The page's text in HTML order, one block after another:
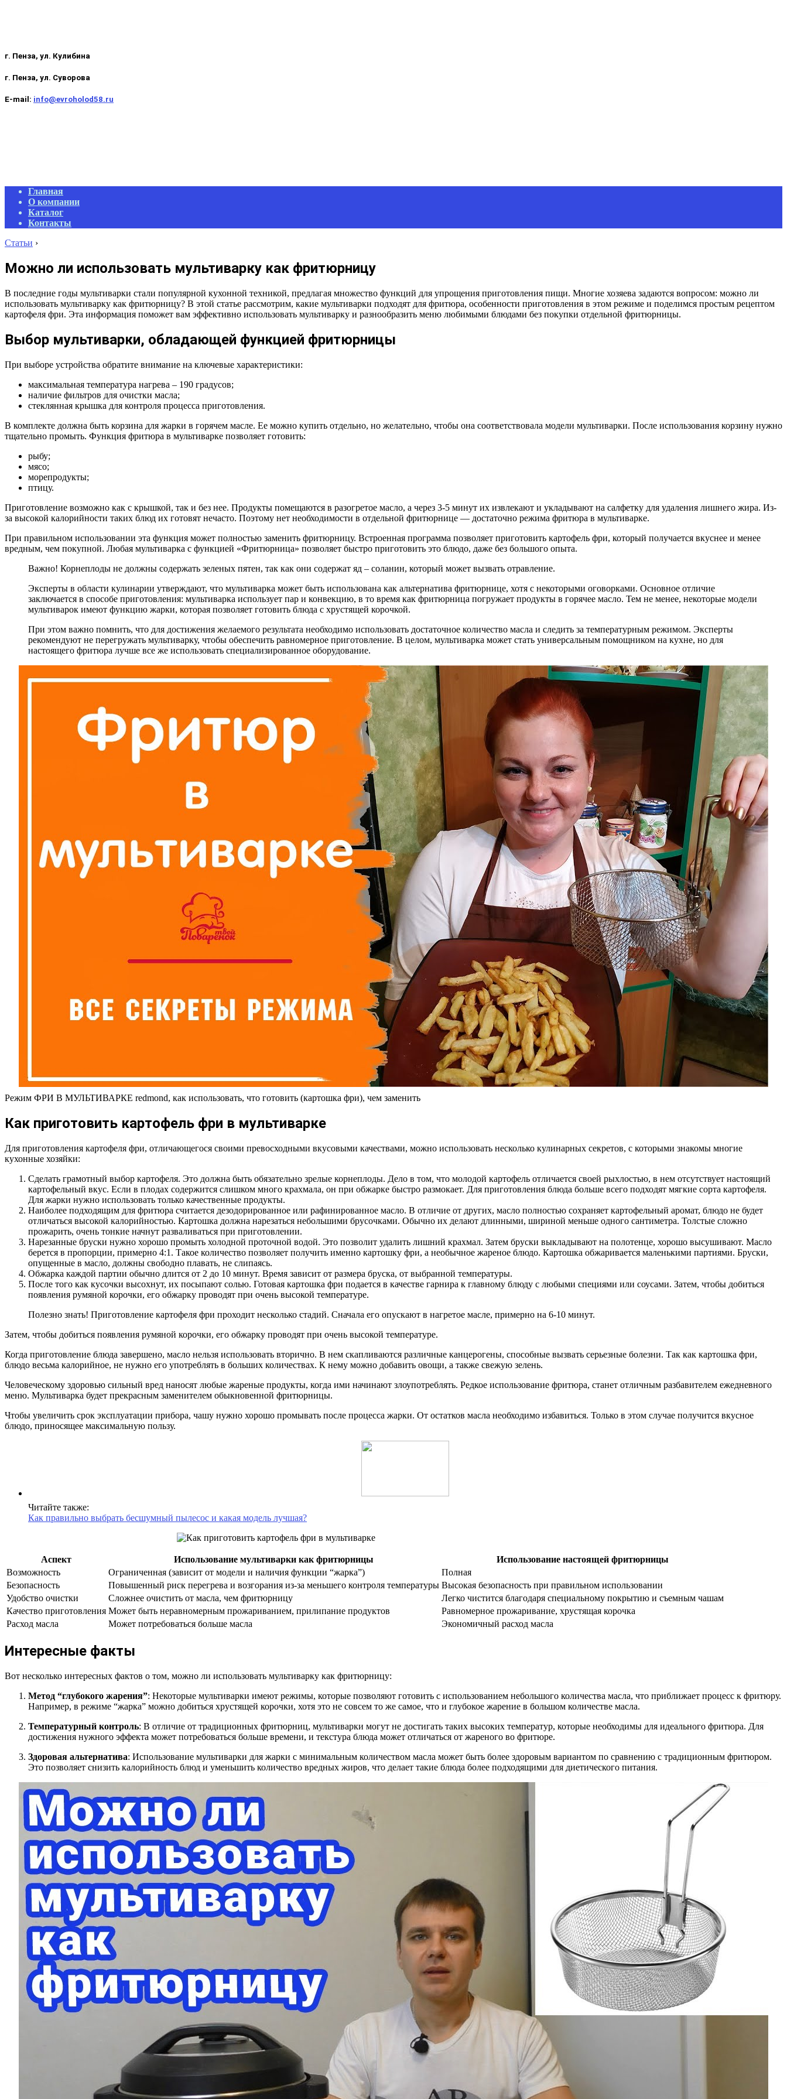
г. Пенза, ул. Кулибина
г. Пенза, ул. Суворова
E-mail: info@evroholod58.ru
Primary
Navigation
Menu
Главная
О компании
Каталог
Контакты
Статьи ›
Можно ли использовать мультиварку как фритюрницу
В последние годы мультиварки стали популярной кухонной техникой, предлагая множество функций для упрощения приготовления пищи. Многие хозяева задаются вопросом: можно ли
использовать мультиварку как фритюрницу? В этой статье рассмотрим, какие мультиварки подходят для фритюра, особенности приготовления в этом режиме и поделимся простым рецептом
картофеля фри. Эта информация поможет вам эффективно использовать мультиварку и разнообразить меню любимыми блюдами без покупки отдельной фритюрницы.
Выбор мультиварки, обладающей функцией фритюрницы
При выборе устройства обратите внимание на ключевые характеристики:
максимальная температура нагрева – 190 градусов;
наличие фильтров для очистки масла;
стеклянная крышка для контроля процесса приготовления.
В комплекте должна быть корзина для жарки в горячем масле. Ее можно купить отдельно, но желательно, чтобы она соответствовала модели мультиварки. После использования корзину нужно
тщательно промыть. Функция фритюра в мультиварке позволяет готовить:
рыбу;
мясо;
морепродукты;
птицу.
Приготовление возможно как с крышкой, так и без нее. Продукты помещаются в разогретое масло, а через 3-5 минут их извлекают и укладывают на салфетку для удаления лишнего жира. Из-
за высокой калорийности таких блюд их готовят нечасто. Поэтому нет необходимости в отдельной фритюрнице — достаточно режима фритюра в мультиварке.
При правильном использовании эта функция может полностью заменить фритюрницу. Встроенная программа позволяет приготовить картофель фри, который получается вкуснее и менее
вредным, чем покупной. Любая мультиварка с функцией «Фритюрница» позволяет быстро приготовить это блюдо, даже без большого опыта.
Важно! Корнеплоды не должны содержать зеленых пятен, так как они содержат яд – соланин, который может вызвать отравление.
Эксперты в области кулинарии утверждают, что мультиварка может быть использована как альтернатива фритюрнице, хотя с некоторыми оговорками. Основное отличие
заключается в способе приготовления: мультиварка использует пар и конвекцию, в то время как фритюрница погружает продукты в горячее масло. Тем не менее, некоторые модели
мультиварок имеют функцию жарки, которая позволяет готовить блюда с хрустящей корочкой.
При этом важно помнить, что для достижения желаемого результата необходимо использовать достаточное количество масла и следить за температурным режимом. Эксперты
рекомендуют не перегружать мультиварку, чтобы обеспечить равномерное приготовление. В целом, мультиварка может стать универсальным помощником на кухне, но для
настоящего фритюра лучше все же использовать специализированное оборудование.
Режим ФРИ В МУЛЬТИВАРКЕ redmond, как использовать, что готовить (картошка фри), чем заменить
Как приготовить картофель фри в мультиварке
Для приготовления картофеля фри, отличающегося своими превосходными вкусовыми качествами, можно использовать несколько кулинарных секретов, с которыми знакомы многие
кухонные хозяйки:
Сделать грамотный выбор картофеля. Это должна быть обязательно зрелые корнеплоды. Дело в том, что молодой картофель отличается своей рыхлостью, в нем отсутствует настоящий
картофельный вкус. Если в плодах содержится слишком много крахмала, он при обжарке быстро размокает. Для приготовления блюда больше всего подходят мягкие сорта картофеля.
Для жарки нужно использовать только качественные продукты.
Наиболее подходящим для фритюра считается дезодорированное или рафинированное масло. В отличие от других, масло полностью сохраняет картофельный аромат, блюдо не будет
отличаться высокой калорийностью. Картошка должна нарезаться небольшими брусочками. Обычно их делают длинными, шириной меньше одного сантиметра. Толстые сложно
прожарить, очень тонкие начнут разваливаться при приготовлении.
Нарезанные бруски нужно хорошо промыть холодной проточной водой. Это позволит удалить лишний крахмал. Затем бруски выкладывают на полотенце, хорошо высушивают. Масло
берется в пропорции, примерно 4:1. Такое количество позволяет получить именно картошку фри, а необычное жареное блюдо. Картошка обжаривается маленькими партиями. Бруски,
опущенные в масло, должны свободно плавать, не слипаясь.
Обжарка каждой партии обычно длится от 2 до 10 минут. Время зависит от размера бруска, от выбранной температуры.
После того как кусочки высохнут, их посыпают солью. Готовая картошка фри подается в качестве гарнира к главному блюду с любыми специями или соусами. Затем, чтобы добиться
появления румяной корочки, его обжарку проводят при очень высокой температуре.
Полезно знать! Приготовление картофеля фри проходит несколько стадий. Сначала его опускают в нагретое масле, примерно на 6-10 минут.
Затем, чтобы добиться появления румяной корочки, его обжарку проводят при очень высокой температуре.
Когда приготовление блюда завершено, масло нельзя использовать вторично. В нем скапливаются различные канцерогены, способные вызвать серьезные болезни. Так как картошка фри,
блюдо весьма калорийное, не нужно его употреблять в больших количествах. К нему можно добавить овощи, а также свежую зелень.
Человеческому здоровью сильный вред наносят любые жареные продукты, когда ими начинают злоупотреблять. Редкое использование фритюра, станет отличным разбавителем ежедневного
меню. Мультиварка будет прекрасным заменителем обыкновенной фритюрницы.
Чтобы увеличить срок эксплуатации прибора, чашу нужно хорошо промывать после процесса жарки. От остатков масла необходимо избавиться. Только в этом случае получится вкусное
блюдо, приносящее максимальную пользу.
Читайте также:
Как правильно выбрать бесшумный пылесос и какая модель лучшая?
Аспект Использование мультиварки как фритюрницы
Использование настоящей фритюрницы
Возможность
Ограниченная (зависит от модели и наличия функции “жарка”)
Полная
Безопасность
Повышенный риск перегрева и возгорания из-за меньшего контроля температуры Высокая безопасность при правильном использовании
Удобство очистки
Сложнее очистить от масла, чем фритюрницу
Легко чистится благодаря специальному покрытию и съемным чашам
Качество приготовления Может быть неравномерным прожариванием, прилипание продуктов
Равномерное прожаривание, хрустящая корочка
Расход масла
Может потребоваться больше масла Экономичный расход масла
Интересные факты
Вот несколько интересных фактов о том, можно ли использовать мультиварку как фритюрницу:
Метод “глубокого жарения”: Некоторые мультиварки имеют режимы, которые позволяют готовить с использованием небольшого количества масла, что приближает процесс к фритюру.
Например, в режиме “жарка” можно добиться хрустящей корочки, хотя это не совсем то же самое, что и глубокое жарение в большом количестве масла.
Температурный контроль: В отличие от традиционных фритюрниц, мультиварки могут не достигать таких высоких температур, которые необходимы для идеального фритюра. Для
достижения нужного эффекта может потребоваться больше времени, и текстура блюда может отличаться от жареного во фритюре.
Здоровая альтернатива: Использование мультиварки для жарки с минимальным количеством масла может быть более здоровым вариантом по сравнению с традиционным фритюром.
Это позволяет снизить калорийность блюд и уменьшить количество вредных жиров, что делает такие блюда более подходящими для диетического питания.